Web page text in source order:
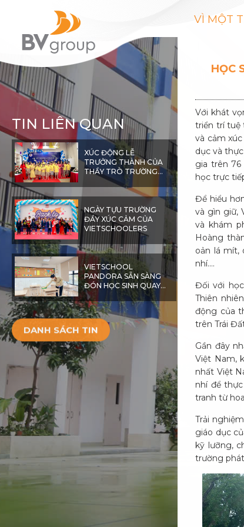
VÌ MỘT
HỌC
Với khát
triển trí tuệ
và cảm
dục và
gia trên 76
học trực
Để hiểu
và gìn giữ,
và khám
Hoàng
oản lá mít,
nhí....
Đối với
Thiên
động của
trên Trái
Gần đây
Việt Nam,
nhất Việt
nhí để
tranh từ
Trải
giáo dục
kỹ lưỡng,
trường
TIN LIÊN QUAN
XÚC ĐỘNG LỄ
TRƯỞNG THÀNH CỦA
THẦY TRÒ TRƯỜNG
LIÊN CẤP THCS – TIỂU
HỌC VIETSCHOOL
NGÀY TỰU TRƯỜNG
ĐẦY XÚC CẢM CỦA
VIETSCHOOLERS
VIETSCHOOL
PANDORA SẴN SÀNG
ĐÓN HỌC SINH QUAY
TRỞ LẠI TRƯỜNG
DANH SÁCH TIN